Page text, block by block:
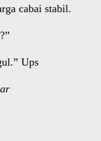
cabai stabil.
Ups